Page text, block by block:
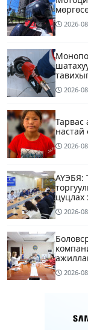
2026-
2026-
Тарвас
настай
2026-
АҮЭБЯ:
цуцлах
2026-
2026-
2